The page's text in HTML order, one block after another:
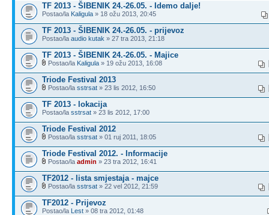
TF 2013 - ŠIBENIK 24.-26.05. - Idemo dalje!
Postao/la Kaligula » 18 ožu 2013, 20:45
TF 2013 - ŠIBENIK 24.-26.05. - prijevoz
Postao/la audio kutak » 27 tra 2013, 21:18
TF 2013 - ŠIBENIK 24.-26.05. - Majice
Postao/la Kaligula » 19 ožu 2013, 16:08
Triode Festival 2013
Postao/la sstrsat » 23 lis 2012, 16:50
TF 2013 - lokacija
Postao/la sstrsat » 23 lis 2012, 17:00
Triode Festival 2012
Postao/la sstrsat » 01 ruj 2011, 18:05
Triode Festival 2012. - Informacije
Postao/la admin » 23 tra 2012, 16:41
TF2012 - lista smjestaja - majce
Postao/la sstrsat » 22 vel 2012, 21:59
TF2012 - Prijevoz
Postao/la Lest » 08 tra 2012, 01:48